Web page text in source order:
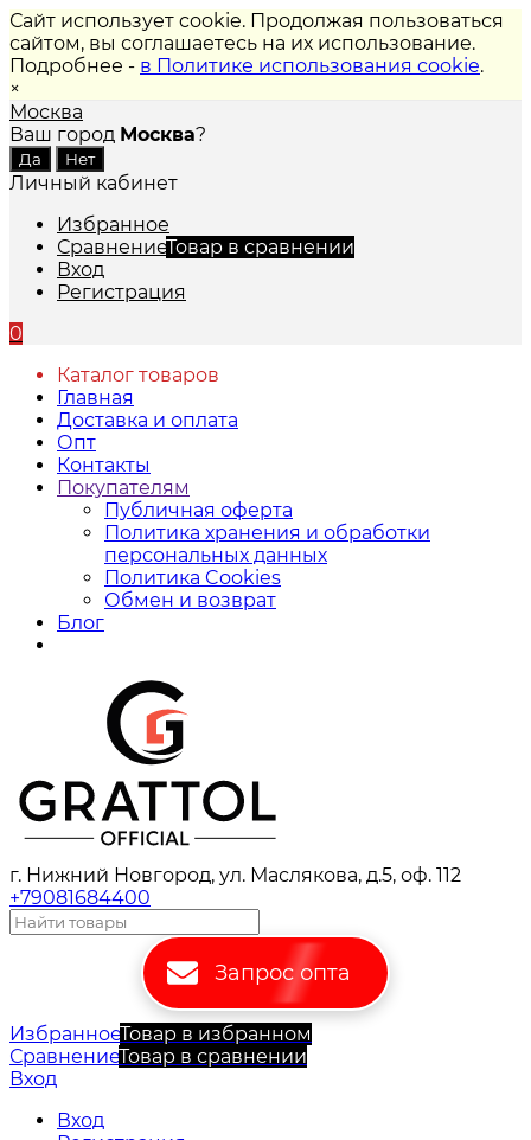
Сайт использует cookie. Продолжая пользоваться
сайтом, вы соглашаетесь на их использование.
Подробнее - в Политике использования cookie.
×
Москва
Ваш город Москва?
Личный кабинет
Избранное
СравнениеТовар в сравнении
Вход
Регистрация
0
Каталог товаров
Главная
Доставка и оплата
Опт
Контакты
Покупателям
Публичная оферта
Политика хранения и обработки
персональных данных
Политика Cookies
Обмен и возврат
Блог
г. Нижний Новгород, ул. Маслякова, д.5, оф. 112
+79081684400
Запрос опта
ИзбранноеТовар в избранном
СравнениеТовар в сравнении
Вход
Вход